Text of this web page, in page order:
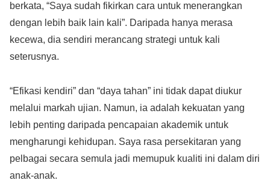
berkata, “Saya sudah fikirkan cara untuk menerangkan
dengan lebih baik lain kali”. Daripada hanya merasa
kecewa, dia sendiri merancang strategi untuk kali
seterusnya.
“Efikasi kendiri” dan “daya tahan” ini tidak dapat diukur
melalui markah ujian. Namun, ia adalah kekuatan yang
lebih penting daripada pencapaian akademik untuk
mengharungi kehidupan. Saya rasa persekitaran yang
pelbagai secara semula jadi memupuk kualiti ini dalam diri
anak-anak.